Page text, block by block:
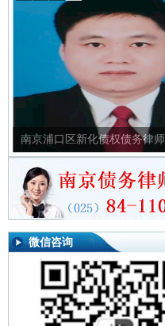
南京浦口区新化债权债务律师
微信咨询